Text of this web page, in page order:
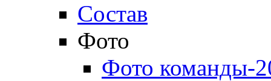
Состав
Фото
Фото команды-